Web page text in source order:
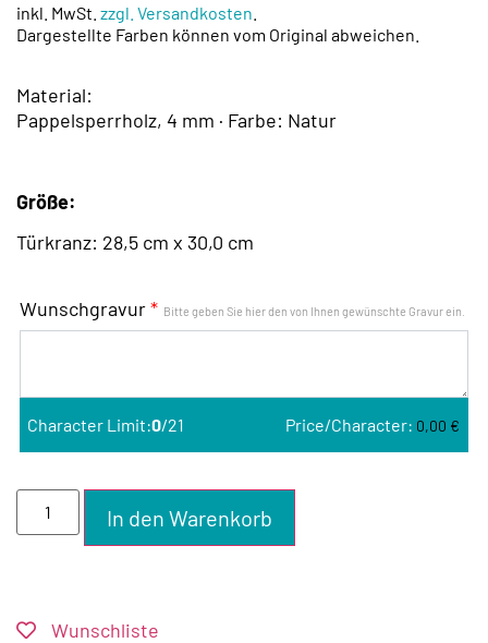
inkl. MwSt. zzgl. Versandkosten
Dargestellte Farben können vom Original abweichen.
Material:
Pappelsperrholz, 4 mm · Farbe: Natur
Größe:
Türkranz: 28,5 cm x 30,0 cm
Wunschgravur* Bitte geben Sie hier den von Ihnen gewünschte Gravur ein.
Character Limit:0/21 Price/Character: 0,00 €
In den Warenkorb
Wunschliste